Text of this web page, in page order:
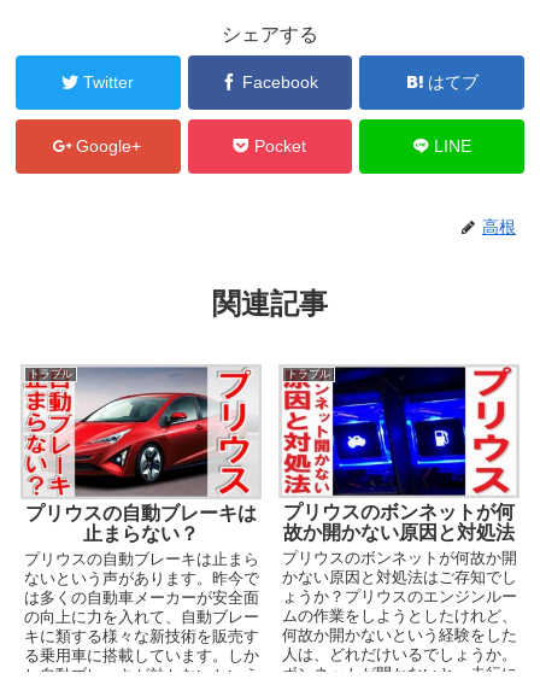
シェアする
Twitter Facebook はてブ
Google+ Pocket LINE
高根
関連記事
トラブル
プリウスの自動ブレーキは
止まらない？
プリウスの自動ブレーキは止まら
ないという声があります。昨今で
は多くの自動車メーカーが安全面
の向上に力を入れて、自動ブレー
キに類する様々な新技術を販売す
る乗用車に搭載しています。しか
し自動ブレーキが効かないという
トラブル
プリウスのボンネットが何
故か開かない原因と対処法
プリウスのボンネットが何故か開
かない原因と対処法はご存知でし
ょうか？プリウスのエンジンルー
ムの作業をしようとしたけれど、
何故か開かないという経験をした
人は、どれだけいるでしょうか。
ボンネットが開かないと、走行に